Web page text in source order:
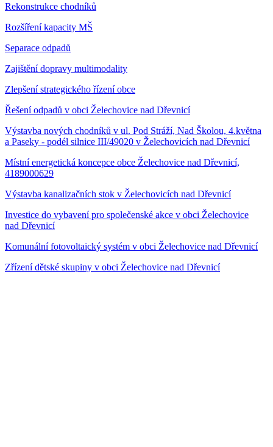
Rekonstrukce chodníků
Rozšíření kapacity MŠ
Separace odpadů
Zajištění dopravy multimodality
Zlepšení strategického řízení obce
Řešení odpadů v obci Želechovice nad Dřevnicí
Výstavba nových chodníků v ul. Pod Stráží, Nad Školou, 4.května
a Paseky - podél silnice III/49020 v Želechovicích nad Dřevnicí
Místní energetická koncepce obce Želechovice nad Dřevnicí,
4189000629
Výstavba kanalizačních stok v Želechovicích nad Dřevnicí
Investice do vybavení pro společenské akce v obci Želechovice
nad Dřevnicí
Komunální fotovoltaický systém v obci Želechovice nad Dřevnicí
Zřízení dětské skupiny v obci Želechovice nad Dřevnicí